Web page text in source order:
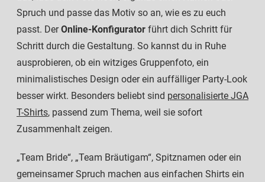
Spruch und passe das Motiv so an, wie es zu euch
passt. DerOnline-Konfigurator führt dich Schritt für
Schritt durch die Gestaltung. So kannst du in Ruhe
ausprobieren, ob ein witziges Gruppenfoto, ein
minimalistisches Design oder ein auffälliger Party-Look
besser wirkt. Besonders beliebt sind personalisierte JGA
T-Shirts, passend zum Thema, weil sie sofort
Zusammenhalt zeigen.
„Team Bride“, „Team Bräutigam“, Spitznamen oder ein
gemeinsamer Spruch machen aus einfachen Shirts ein